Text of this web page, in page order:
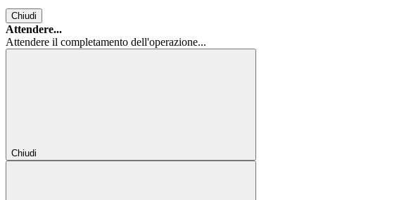
Chiudi
Attendere...
Attendere il completamento dell'operazione...
Chiudi